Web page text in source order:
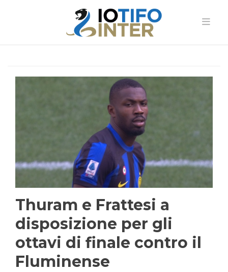
Thuram e Frattesi a
disposizione per gli
ottavi di finale contro il
Fluminense